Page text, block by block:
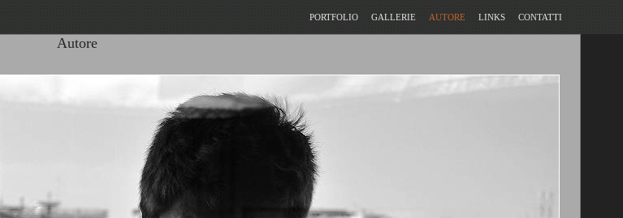
PORTFOLIO GALLERIE AUTORE LINKS CONTATTI
Autore